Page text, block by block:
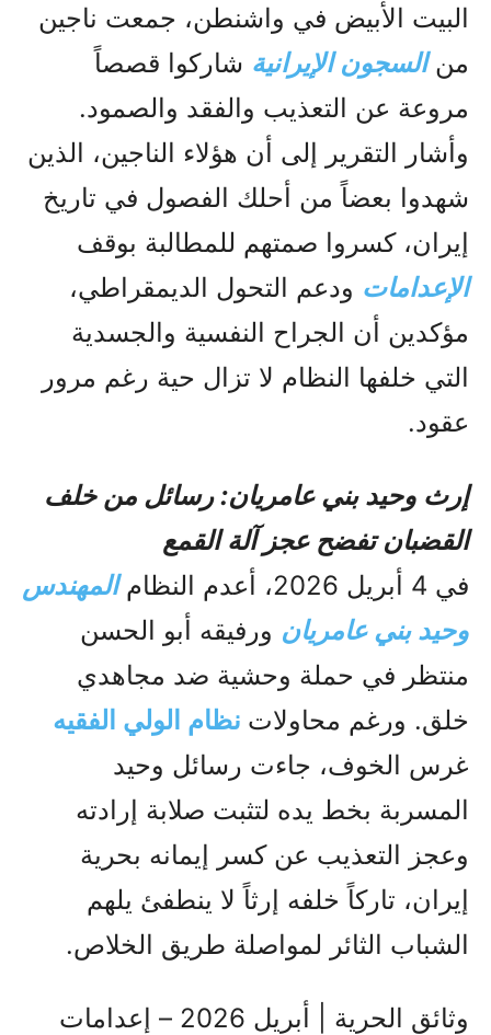
البيت الأبيض في واشنطن، جمعت ناجين
منالسجون الإيرانية شاركوا قصصاً
مروعة عن التعذيب والفقد والصمود.
وأشار التقرير إلى أن هؤلاء الناجين، الذين
شهدوا بعضاً من أحلك الفصول في تاريخ
إيران، كسروا صمتهم للمطالبة بوقف
الإعدامات ودعم التحول الديمقراطي،
مؤكدين أن الجراح النفسية والجسدية
التي خلفها النظام لا تزال حية رغم مرور
عقود.
إرث وحيد بني عامريان: رسائل من خلف
القضبان تفضح عجز آلة القمع
في 4 أبريل 2026، أعدم النظام
المهندس
وحيد بني عامريان ورفيقه أبو الحسن
منتظر في حملة وحشية ضد مجاهدي
خلق. ورغم محاولات نظام الولي الفقيه
غرس الخوف، جاءت رسائل وحيد
المسربة بخط يده لتثبت صلابة إرادته
وعجز التعذيب عن كسر إيمانه بحرية
إيران، تاركاً خلفه إرثاً لا ينطفئ يلهم
الشباب الثائر لمواصلة طريق الخلاص.
وثائق الحرية | أبريل 2026 – إعدامات